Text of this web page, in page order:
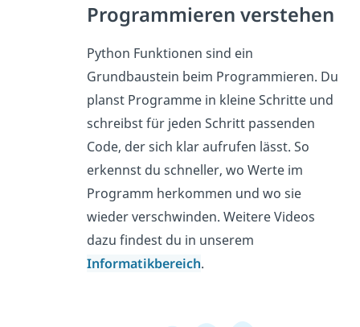
Programmieren verstehen
Python Funktionen sind ein
Grundbaustein beim Programmieren. Du
planst Programme in kleine Schritte und
schreibst für jeden Schritt passenden
Code, der sich klar aufrufen lässt. So
erkennst du schneller, wo Werte im
Programm herkommen und wo sie
wieder verschwinden. Weitere Videos
dazu findest du in unserem
Informatikbereich.